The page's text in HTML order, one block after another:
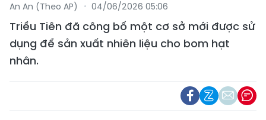
An An (Theo AP) 04/06/2026 05:06
Triều Tiên đã công bố một cơ sở mới được sử
dụng để sản xuất nhiên liệu cho bom hạt
nhân.